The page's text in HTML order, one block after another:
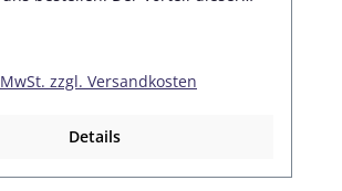
die Gläser gegen neue
auch wir! Das Kopfband der
Jede Brille wird mit 3 Nasenstegen
bei schmalen bis hin zu
zzgl. Versandkosten
Details